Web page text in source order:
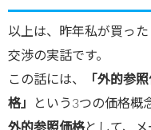
以上は、昨年私が買っ
交渉の実話です。
この話には、
「外的参
格」
という3つの価格概